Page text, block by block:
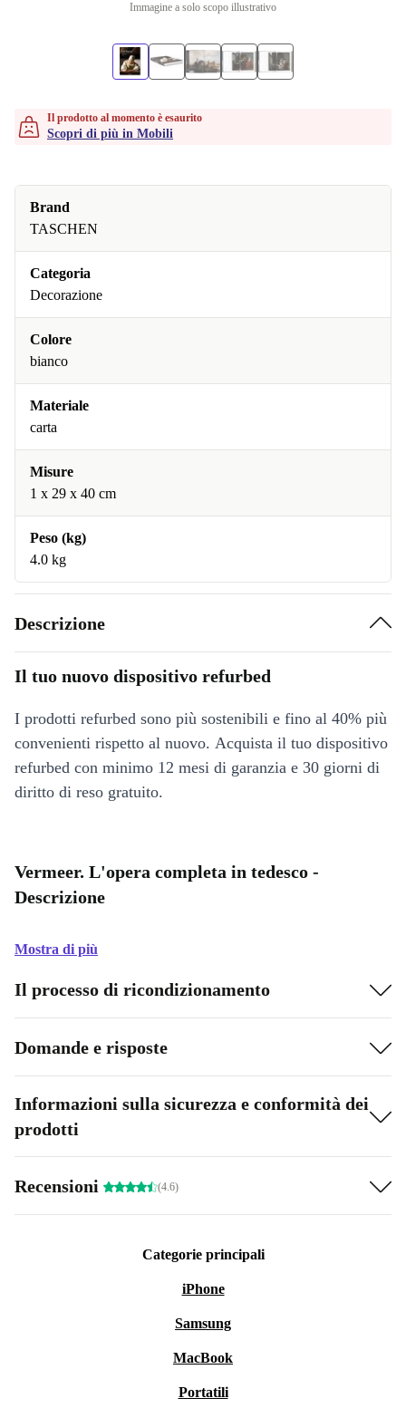
Immagine a solo scopo illustrativo
Il prodotto al momento è esaurito
Scopri di più in Mobili
Brand
TASCHEN
Categoria
Decorazione
Colore
bianco
Materiale
carta
Misure
1 x 29 x 40 cm
Peso (kg)
4.0 kg
Descrizione
Il tuo nuovo dispositivo refurbed
I prodotti refurbed sono più sostenibili e fino al 40% più
convenienti rispetto al nuovo. Acquista il tuo dispositivo
refurbed con minimo 12 mesi di garanzia e 30 giorni di
diritto di reso gratuito.
Vermeer. L'opera completa in tedesco -
Descrizione
Mostra di più
Il processo di ricondizionamento
Domande e risposte
Informazioni sulla sicurezza e conformità dei
prodotti
Recensioni (4.6)
Categorie principali
iPhone
Samsung
MacBook
Portatili